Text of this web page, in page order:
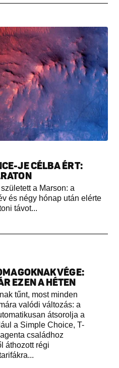
JE CÉLBA ÉRT:
a Marson: a
és négy hónap után elérte
távot...
VÉGE:
EZEN A HÉTEN
tűnt, most minden
valódi változás: a
átsorolja a
a Simple Choice, T-
családhoz
áthozott régi